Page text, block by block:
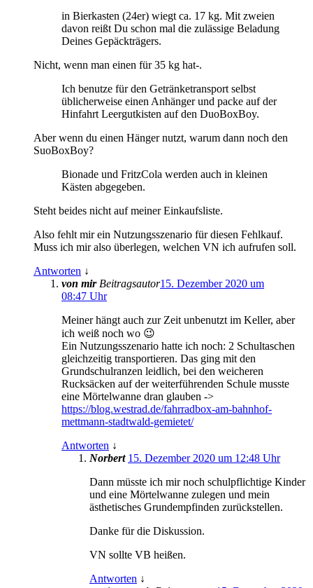
in Bierkasten (24er) wiegt ca. 17 kg. Mit zweien
davon reißt Du schon mal die zulässige Beladung
Deines Gepäckträgers.
Nicht, wenn man einen für 35 kg hat-.
Ich benutze für den Getränketransport selbst
üblicherweise einen Anhänger und packe auf der
Hinfahrt Leergutkisten auf den DuoBoxBoy.
Aber wenn du einen Hänger nutzt, warum dann noch den
SuoBoxBoy?
Bionade und FritzCola werden auch in kleinen
Kästen abgegeben.
Steht beides nicht auf meiner Einkaufsliste.
Also fehlt mir ein Nutzungsszenario für diesen Fehlkauf.
Muss ich mir also überlegen, welchen VN ich aufrufen soll.
Antworten ↓
von mir Beitragsautor15. Dezember 2020 um
08:47 Uhr
Meiner hängt auch zur Zeit unbenutzt im Keller, aber
ich weiß noch wo 😉
Ein Nutzungsszenario hatte ich noch: 2 Schultaschen
gleichzeitig transportieren. Das ging mit den
Grundschulranzen leidlich, bei den weicheren
Rucksäcken auf der weiterführenden Schule musste
eine Mörtelwanne dran glauben ->
https://blog.westrad.de/fahrradbox-am-bahnhof-
mettmann-stadtwald-gemietet/
Antworten ↓
Norbert 15. Dezember 2020 um 12:48 Uhr
Dann müsste ich mir noch schulpflichtige Kinder
und eine Mörtelwanne zulegen und mein
ästhetisches Grundempfinden zurückstellen.
Danke für die Diskussion.
VN sollte VB heißen.
Antworten ↓